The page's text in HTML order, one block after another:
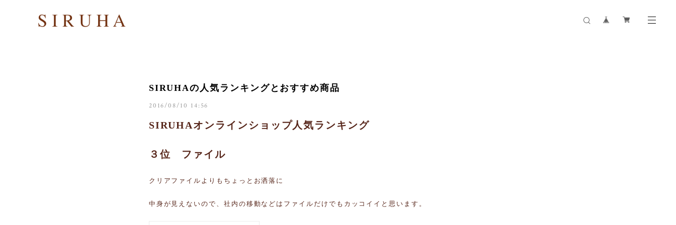
SIRUHAの人気ランキングとおすすめ商品
2016/08/10 14:56
SIRUHAオンラインショップ人気ランキング
３位 ファイル
クリアファイルよりもちょっとお洒落に
中身が見えないので、社内の移動などはファイルだけでもカッコイイと思います。